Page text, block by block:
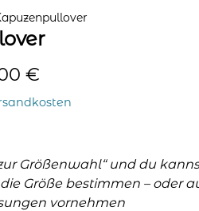
€
Größenwahl“ und du
Größe bestimmen – oder
vornehmen